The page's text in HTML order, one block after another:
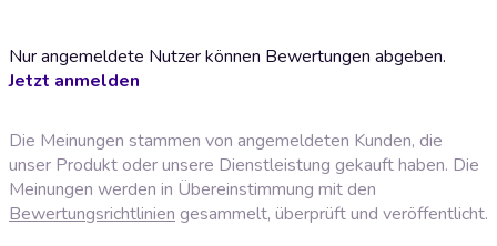
Nur angemeldete Nutzer können Bewertungen abgeben.
Jetzt anmelden
Die Meinungen stammen von angemeldeten Kunden, die
unser Produkt oder unsere Dienstleistung gekauft haben. Die
Meinungen werden in Übereinstimmung mit den
Bewertungsrichtlinien gesammelt, überprüft und veröffentlicht.